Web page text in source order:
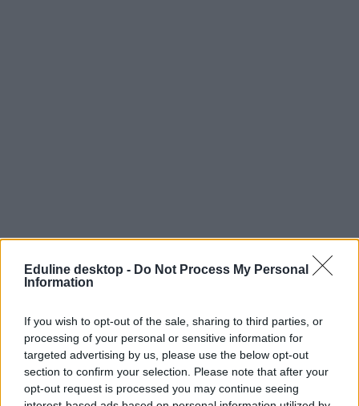
Eduline desktop - Do Not Process My Personal
Information
If you wish to opt-out of the sale, sharing to third parties, or
processing of your personal or sensitive information for
targeted advertising by us, please use the below opt-out
section to confirm your selection. Please note that after your
opt-out request is processed you may continue seeing
keresztféléves felvételi
keresztféléves felvételi ponthatárok
keresztféléves felvételi 2023
hiánypótlási időszak